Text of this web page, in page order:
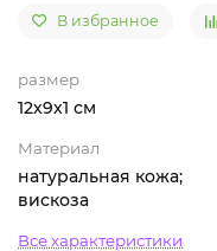
В избранное
размер
12х9х1 см
Материал
натуральная кожа;
вискоза
Все характеристики